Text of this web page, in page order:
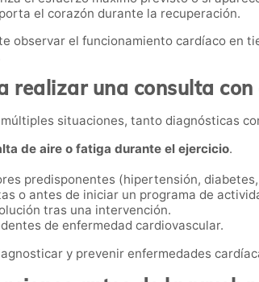
el corazón durante la recuperación.
observar el funcionamiento cardíaco en
realizar una consulta
situaciones, tanto diagnósticas
de aire o fatiga durante el ejercicio.
predisponentes (hipertensión,
o antes de iniciar un programa de
tras una intervención.
de enfermedad cardiovascular.
y prevenir enfermedades